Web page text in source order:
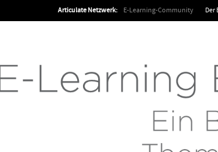
Articulate Netzwerk: E-Learning-Community Der